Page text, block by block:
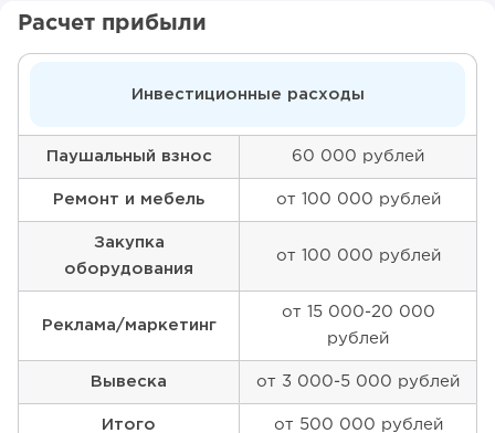
Расчет прибыли
Инвестиционные расходы
Паушальный взнос 60 000 рублей
Ремонт и мебель от 100 000 рублей
Закупка
оборудования
от 100 000 рублей
Реклама/маркетинг
от 15 000-20 000
рублей
Вывеска от 3 000-5 000 рублей
Итого от 500 000 рублей